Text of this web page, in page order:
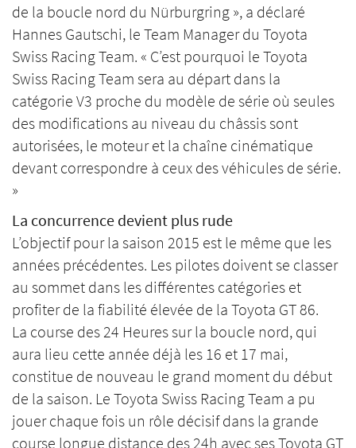
de la boucle nord du Nürburgring », a déclaré
Hannes Gautschi, le Team Manager du Toyota
Swiss Racing Team. « C’est pourquoi le Toyota
Swiss Racing Team sera au départ dans la
catégorie V3 proche du modèle de série où seules
des modifications au niveau du châssis sont
autorisées, le moteur et la chaîne cinématique
devant correspondre à ceux des véhicules de série.
»
La concurrence devient plus rude
L’objectif pour la saison 2015 est le même que les
années précédentes. Les pilotes doivent se classer
au sommet dans les différentes catégories et
profiter de la fiabilité élevée de la Toyota GT 86.
La course des 24 Heures sur la boucle nord, qui
aura lieu cette année déjà les 16 et 17 mai,
constitue de nouveau le grand moment du début
de la saison. Le Toyota Swiss Racing Team a pu
jouer chaque fois un rôle décisif dans la grande
course longue distance des 24h avec ses Toyota GT